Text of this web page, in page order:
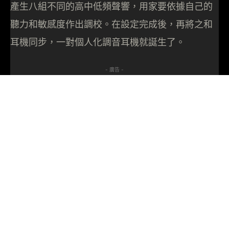
產生八組不同的高中低頻聲響，用家要依據自己的
聽力和敏感度作出調校。在設定完成後，再將之和
耳機同步，一對個人化調音耳機就誕生了。
- 廣告 -